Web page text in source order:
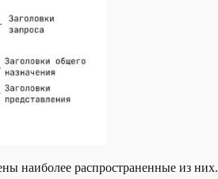
наиболее распространенные из них.